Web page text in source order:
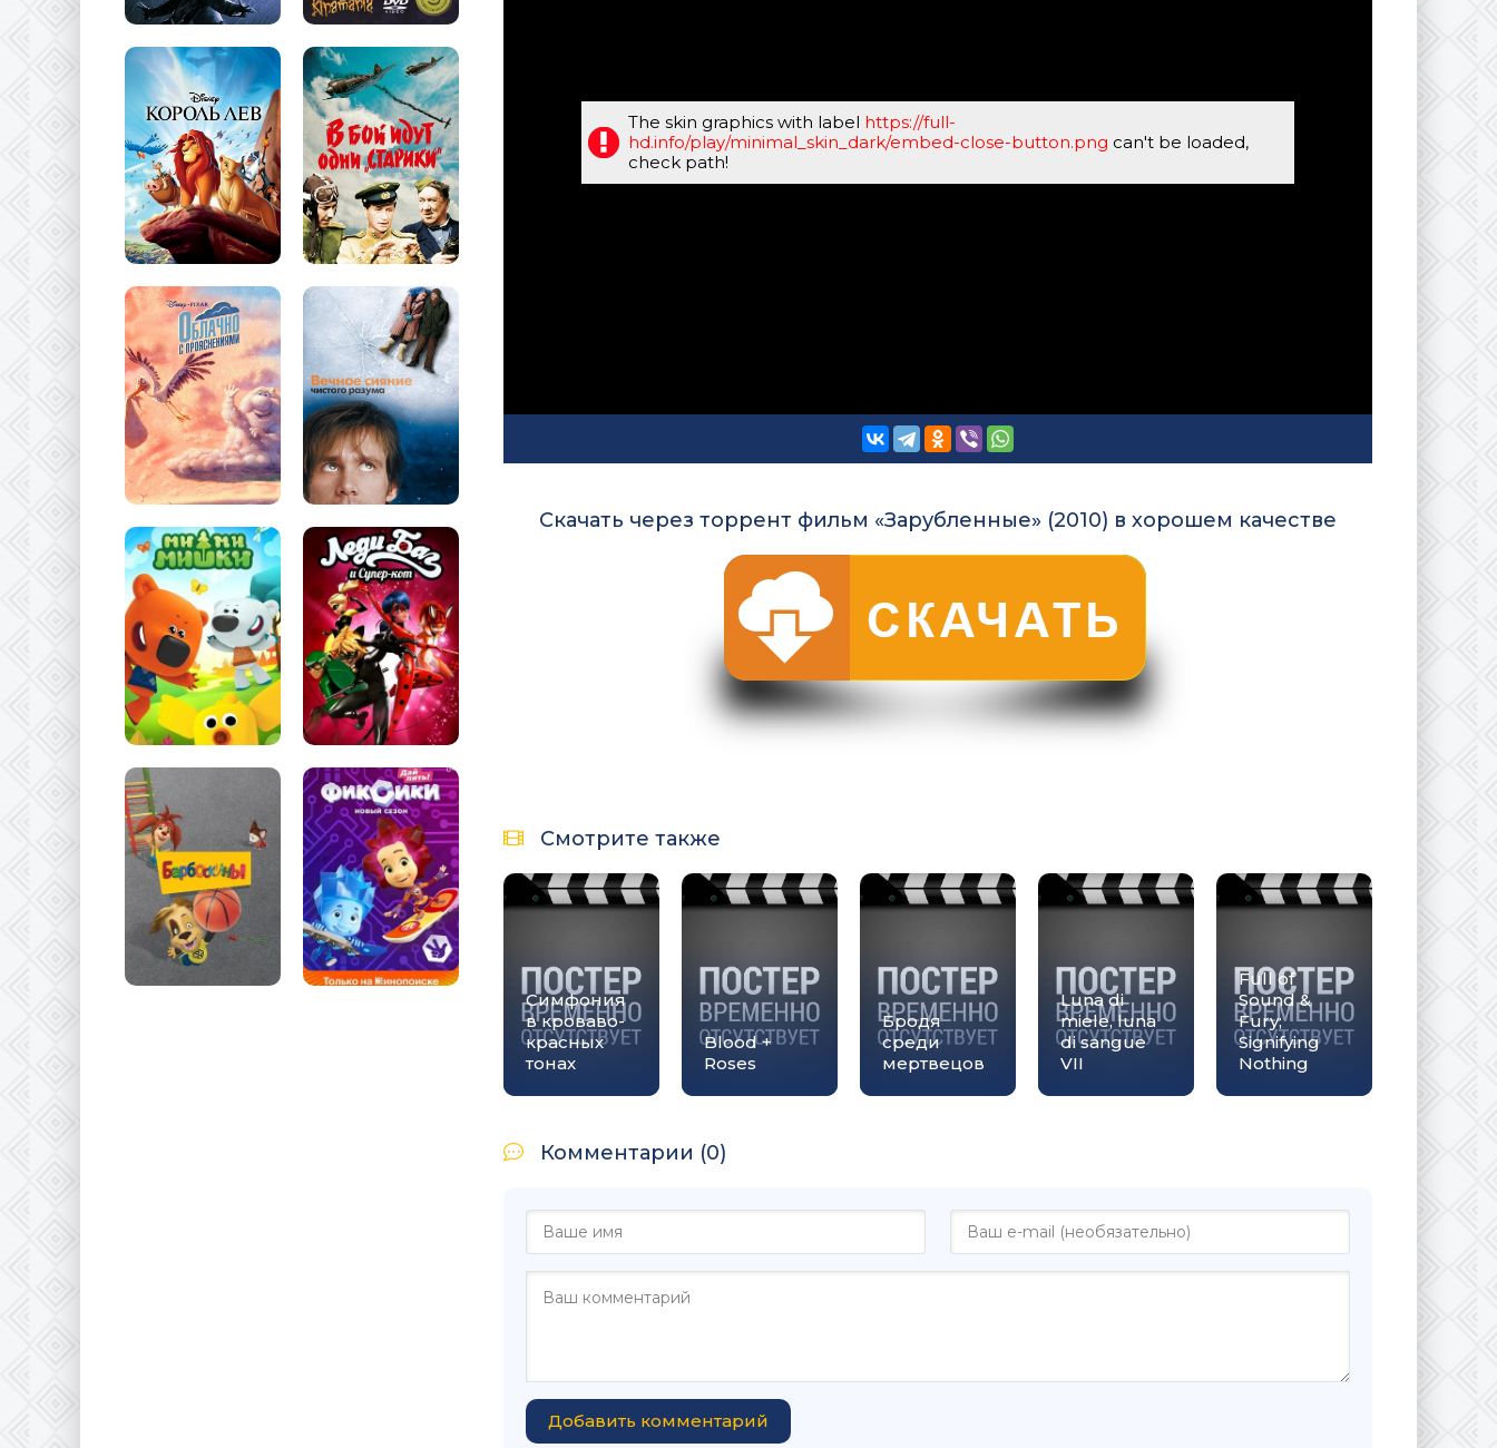
The skin graphics with label https://full-
hd.info/play/minimal_skin_dark/embed-close-button.png can't be loaded,
check path!
Скачать через торрент фильм «Зарубленные» (2010) в хорошем качестве
Смотрите также
Симфония
в кроваво-
красных
тонах
Blood +
Roses
Бродя
среди
мертвецов
Luna di
miele, luna
di sangue
VII
Full of
Sound &
Fury;
Signifying
Nothing
Комментарии (0)
Добавить комментарий